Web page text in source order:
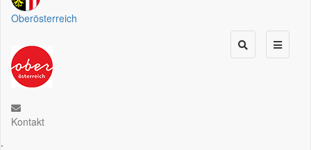
Oberösterreich
Kontakt
.